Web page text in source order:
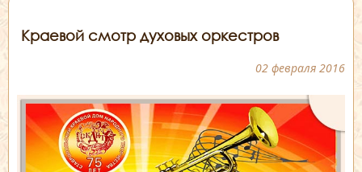
Краевой смотр духовых оркестров
02 февраля 2016